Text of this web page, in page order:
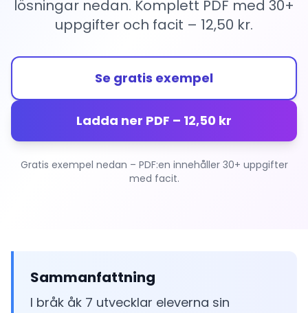
lösningar nedan. Komplett PDF med 30+
uppgifter och facit – 12,50 kr.
Se gratis exempel
Ladda ner PDF – 12,50 kr
Gratis exempel nedan – PDF:en innehåller 30+ uppgifter
med facit.
Sammanfattning
I bråk åk 7 utvecklar eleverna sin